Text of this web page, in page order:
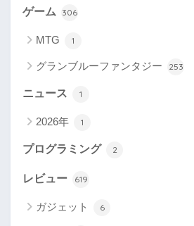
ゲーム 306
MTG 1
グランブルーファンタジー 253
ニュース 1
2026年 1
プログラミング 2
レビュー 619
ガジェット 6